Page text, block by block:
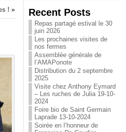
! » Recent Posts
Repas partagé estival le 30
juin 2026
Les prochaines visites de
nos fermes
Assemblée générale de
l’AMAPonote
Distribution du 2 septembre
2025
Visite chez Anthony Eymard
– Les ruches de Julia 19-10-
2024
Foire bio de Saint Germain
Laprade 13-10-2024
Soirée en l’honneur de